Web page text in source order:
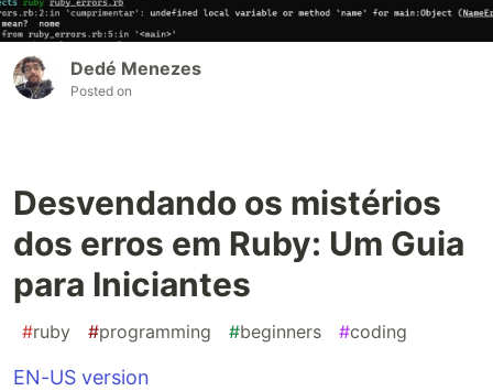
Dedé Menezes
Posted on
Desvendando os mistérios
dos erros em Ruby: Um Guia
para Iniciantes
#ruby #programming #beginners #coding
EN-US version